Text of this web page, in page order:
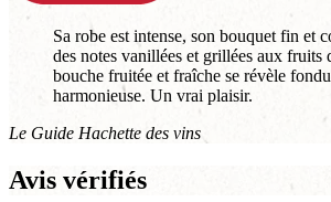
Sa robe est intense, son bouquet fin et
des notes vanillées et grillées aux fruits
bouche fruitée et fraîche se révèle
harmonieuse. Un vrai plaisir.
Le Guide Hachette des vins
Avis vérifiés